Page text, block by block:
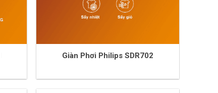
Giàn Phơi Philips SDR702